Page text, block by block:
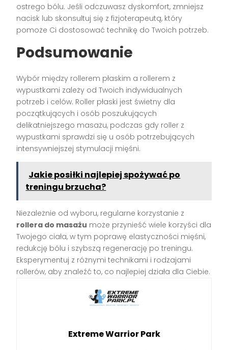
ostrego bólu. Jeśli odczuwasz dyskomfort, zmniejsz
nacisk lub skonsultuj się z fizjoterapeutą, który
pomoże Ci dostosować technikę do Twoich potrzeb.
Podsumowanie
Wybór między rollerem płaskim a rollerem z
wypustkami zależy od Twoich indywidualnych
potrzeb i celów. Roller płaski jest świetny dla
początkujących i osób poszukujących
delikatniejszego masażu, podczas gdy roller z
wypustkami sprawdzi się u osób potrzebujących
intensywniejszej stymulacji mięśni.
Jakie posiłki najlepiej spożywać po
treningu brzucha?
Niezależnie od wyboru, regularne korzystanie z
rollera do masażu może przynieść wiele korzyści dla
Twojego ciała, w tym poprawę elastyczności mięśni,
redukcję bólu i szybszą regenerację po treningu.
Eksperymentuj z różnymi technikami i rodzajami
rollerów, aby znaleźć to, co najlepiej działa dla Ciebie.
Extreme Warrior Park